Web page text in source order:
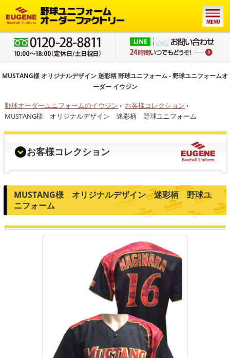
MUSTANG様 オリジナルデザイン 迷彩柄 野球ユニフォーム - 野球ユニフォームオ
ーダー イウジン
野球オーダーユニフォームのイウジン › お客様コレクション ›
MUSTANG様 オリジナルデザイン 迷彩柄 野球ユニフォーム
お客様コレクション
MUSTANG様 オリジナルデザイン 迷彩柄 野球ユ
ニフォーム